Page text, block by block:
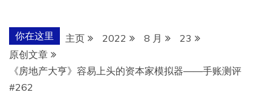
你在这里 主页 2022 8 月
23
原创文章
《房地产大亨》容易上头的资本家模拟器——手账测评
#262